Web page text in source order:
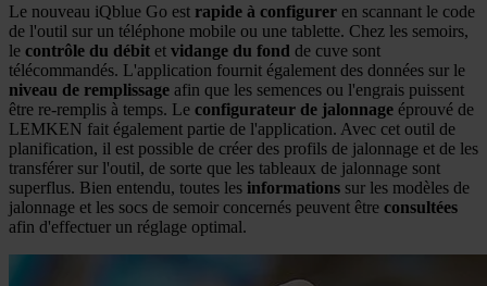
Le nouveau iQblue Go est rapide à configurer en scannant le code
de l'outil sur un téléphone mobile ou une tablette. Chez les semoirs,
le contrôle du débit et vidange du fond de cuve sont
télécommandés. L'application fournit également des données sur le
niveau de remplissage afin que les semences ou l'engrais puissent
être re-remplis à temps. Le configurateur de jalonnage éprouvé de
LEMKEN fait également partie de l'application. Avec cet outil de
planification, il est possible de créer des profils de jalonnage et de les
transférer sur l'outil, de sorte que les tableaux de jalonnage sont
superflus. Bien entendu, toutes les informations sur les modèles de
jalonnage et les socs de semoir concernés peuvent être consultées
afin d'effectuer un réglage optimal.